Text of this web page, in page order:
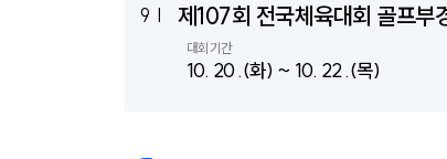
9 제107회 전국체육대회 골프부
대회기간
10. 20 .(화) ~ 10. 22 .(목)